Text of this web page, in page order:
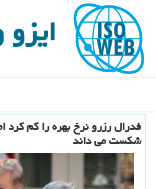
فدرال رزرو نرخ بهره را كم كرد
شكست می داند